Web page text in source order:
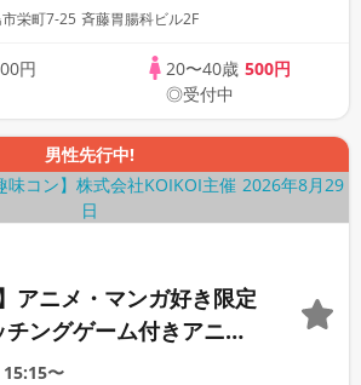
栄町7-25 斉藤胃腸科ビル2F
円
20〜40歳 500円
◎受付中
男性先行中!
アニメ・マンガ好き限定
ングゲーム付きアニメ
15:15〜